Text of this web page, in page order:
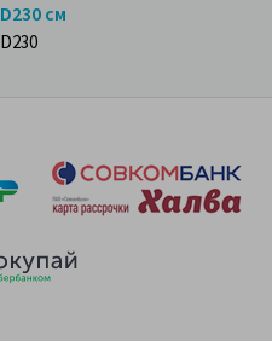
D230 см
D230